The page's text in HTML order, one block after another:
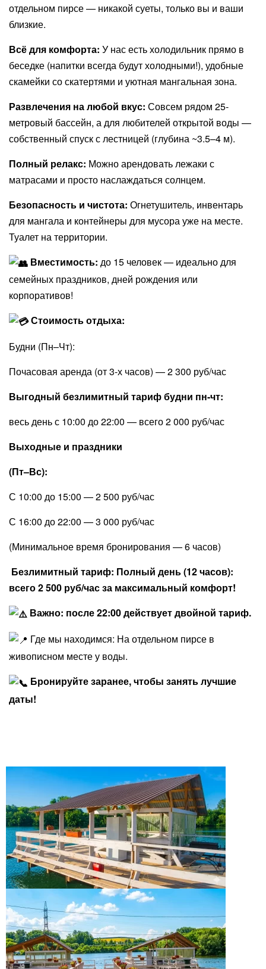
отдельном пирсе — никакой суеты, только вы и ваши
близкие. ​
Всё для комфорта: У нас есть холодильник прямо в
беседке (напитки всегда будут холодными!), удобные
скамейки со скатертями и уютная мангальная зона. ​
Развлечения на любой вкус: Совсем рядом 25-
метровый бассейн, а для любителей открытой воды —
собственный спуск с лестницей (глубина ~3.5–4 м).
Полный релакс: Можно арендовать лежаки с
матрасами и просто наслаждаться солнцем.
Безопасность и чистота: Огнетушитель, инвентарь
для мангала и контейнеры для мусора уже на месте.
Туалет на территории.
Вместимость: до 15 человек — идеально для
семейных праздников, дней рождения или
корпоративов!
Стоимость отдыха:
​Будни (Пн–Чт):
​Почасовая аренда (от 3-х часов) — 2 300 руб/час ​
Выгодный безлимитный тариф будни пн-чт:
весь день с 10:00 до 22:00 — всего 2 000 руб/час
​Выходные и праздники
(Пт–Вс): ​
С 10:00 до 15:00 — 2 500 руб/час
​С 16:00 до 22:00 — 3 000 руб/час
​(Минимальное время бронирования — 6 часов) ​
Безлимитный тариф: Полный день (12 часов):
всего 2 500 руб/час за максимальный комфорт!
Важно: после 22:00 действует двойной тариф.
Где мы находимся: На отдельном пирсе в
живописном месте у воды.
Бронируйте заранее, чтобы занять лучшие
даты!